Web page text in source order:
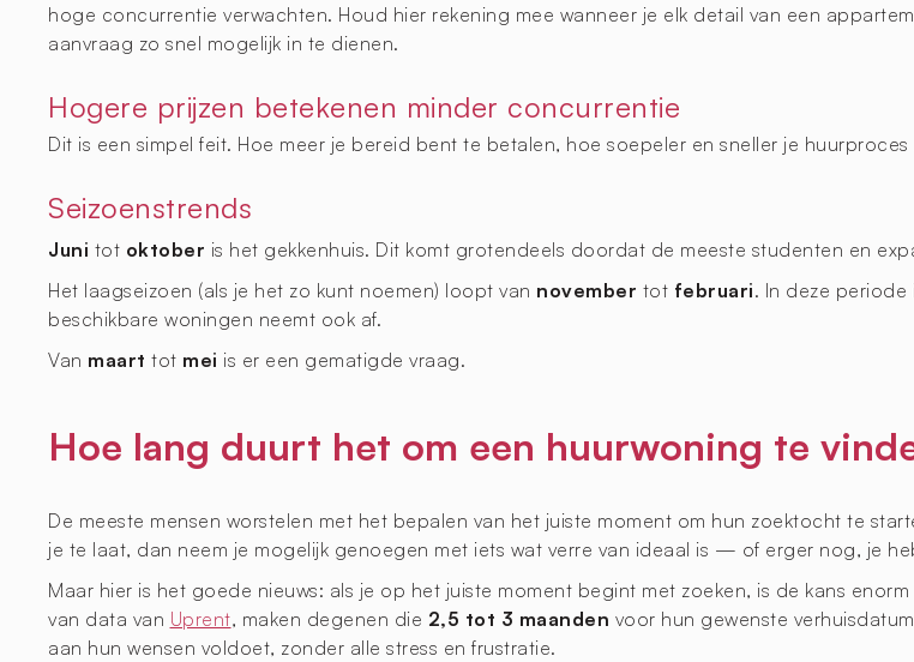
hoge concurrentie verwachten. Houd hier rekening mee wanneer je elk detail van een
aanvraag zo snel mogelijk in te dienen.
Hogere prijzen betekenen minder concurrentie
Dit is een simpel feit. Hoe meer je bereid bent te betalen, hoe soepeler en sneller je huurproces
Seizoenstrends
Juni tot oktober is het gekkenhuis. Dit komt grotendeels doordat de meeste studenten en
Het laagseizoen (als je het zo kunt noemen) loopt van november tot februari. In deze
beschikbare woningen neemt ook af.
Van maart tot mei is er een gematigde vraag.
Hoe lang duurt het om een huurwoning te
De meeste mensen worstelen met het bepalen van het juiste moment om hun zoektocht te
je te laat, dan neem je mogelijk genoegen met iets wat verre van ideaal is — of erger nog, je
Maar hier is het goede nieuws: als je op het juiste moment begint met zoeken, is de kans
van data van Uprent, maken degenen die 2,5 tot 3 maanden voor hun gewenste
aan hun wensen voldoet, zonder alle stress en frustratie.